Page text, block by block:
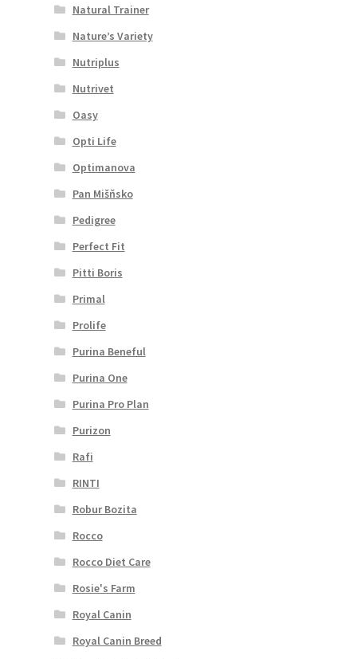
Natural Trainer
Nature’s Variety
Nutriplus
Nutrivet
Oasy
Opti Life
Optimanova
Pan Mišňsko
Pedigree
Perfect Fit
Pitti Boris
Primal
Prolife
Purina Beneful
Purina One
Purina Pro Plan
Purizon
Rafi
RINTI
Robur Bozita
Rocco
Rocco Diet Care
Rosie's Farm
Royal Canin
Royal Canin Breed